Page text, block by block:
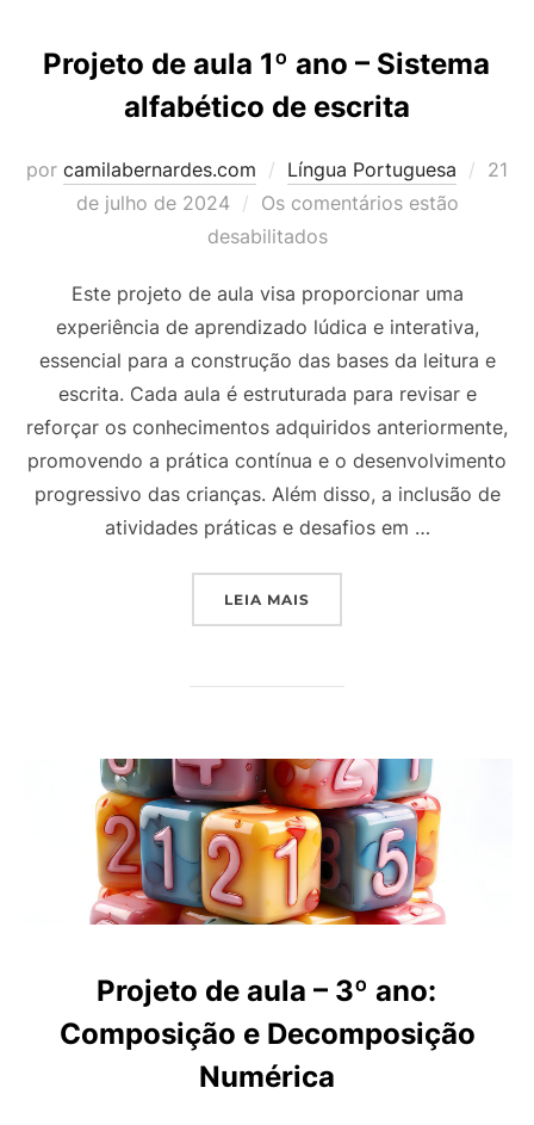
Projeto de aula 1º ano – Sistema
alfabético de escrita
por camilabernardes.com Língua Portuguesa
21
de julho de 2024
Os comentários estão
desabilitados
Este projeto de aula visa proporcionar uma
experiência de aprendizado lúdica e interativa,
essencial para a construção das bases da leitura e
escrita. Cada aula é estruturada para revisar e
reforçar os conhecimentos adquiridos anteriormente,
promovendo a prática contínua e o desenvolvimento
progressivo das crianças. Além disso, a inclusão de
atividades práticas e desafios em …
LEIA MAIS
Projeto de aula – 3º ano:
Composição e Decomposição
Numérica